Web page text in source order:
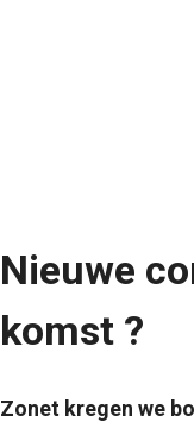
Nieuwe
komst ?
Zonet kregen we